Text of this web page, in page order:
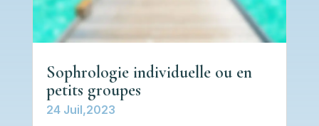
Sophrologie individuelle ou en
petits groupes
24 Juil,2023